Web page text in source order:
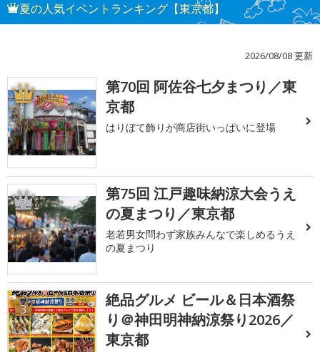
夏の人気イベントランキング【東京都】
2026/08/08 更新
1
第70回 阿佐谷七夕まつり／東
京都
はりぼて飾りが商店街いっぱいに登場
2
第75回 江戸趣味納涼大会うえ
の夏まつり／東京都
老若男女問わず家族みんなで楽しめるうえ
の夏まつり
3
絶品グルメ ビール＆日本酒祭
り＠神田明神納涼祭り2026／
東京都